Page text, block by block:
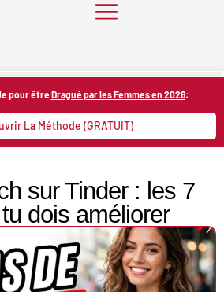
pour être Dragué par les Femmes en 2026:
La Méthode (GRATUIT)
sur Tinder : les 7
dois améliorer